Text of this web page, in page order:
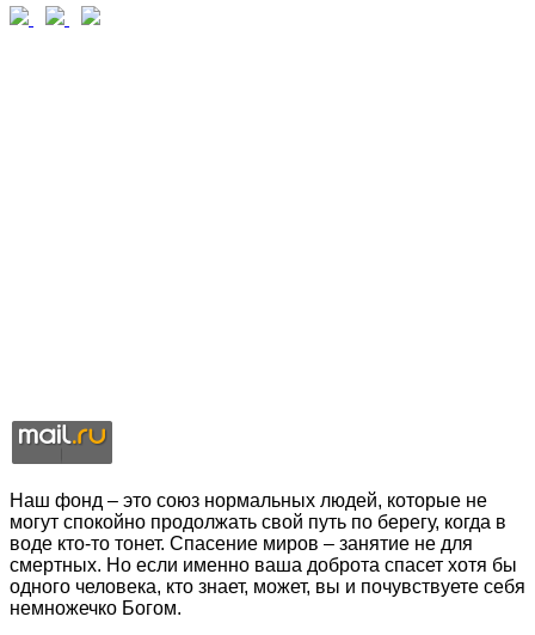
Наш фонд – это союз нормальных людей, которые не
могут спокойно продолжать свой путь по берегу, когда в
воде кто-то тонет. Спасение миров – занятие не для
смертных. Но если именно ваша доброта спасет хотя бы
одного человека, кто знает, может, вы и почувствуете себя
немножечко Богом.